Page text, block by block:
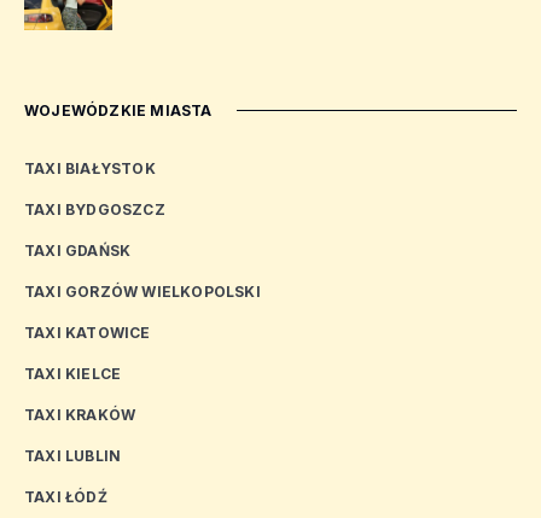
WOJEWÓDZKIE MIASTA
TAXI BIAŁYSTOK
TAXI BYDGOSZCZ
TAXI GDAŃSK
TAXI GORZÓW WIELKOPOLSKI
TAXI KATOWICE
TAXI KIELCE
TAXI KRAKÓW
TAXI LUBLIN
TAXI ŁÓDŹ